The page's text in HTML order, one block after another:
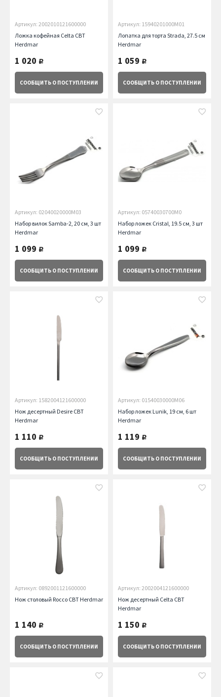
Артикул: 2002010121600000
Ложка кофейная Celta CBT
Herdmar
1 020 руб.
СООБЩИТЬ О ПОСТУПЛЕНИИ
Артикул: 15940201000M01
Лопатка для торта Strada, 27.5 см
Herdmar
1 059 руб.
СООБЩИТЬ О ПОСТУПЛЕНИИ
Артикул: 02040020000M03
Набор вилок Samba-2, 20 см, 3 шт
Herdmar
1 099 руб.
СООБЩИТЬ О ПОСТУПЛЕНИИ
Артикул: 05740030700M0
Набор ложек Cristal, 19.5 см, 3 шт
Herdmar
1 099 руб.
СООБЩИТЬ О ПОСТУПЛЕНИИ
Артикул: 1582004121600000
Нож десертный Desire CBT
Herdmar
1 110 руб.
СООБЩИТЬ О ПОСТУПЛЕНИИ
Артикул: 01540030000M06
Набор ложек Lunik, 19 см, 6 шт
Herdmar
1 119 руб.
СООБЩИТЬ О ПОСТУПЛЕНИИ
Артикул: 0892001121600000
Нож столовый Rocco CBT Herdmar
1 140 руб.
СООБЩИТЬ О ПОСТУПЛЕНИИ
Артикул: 2002004121600000
Нож десертный Celta CBT
Herdmar
1 150 руб.
СООБЩИТЬ О ПОСТУПЛЕНИИ